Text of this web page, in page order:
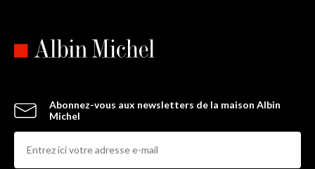
Abonnez-vous aux newsletters de la maison Albin
Michel